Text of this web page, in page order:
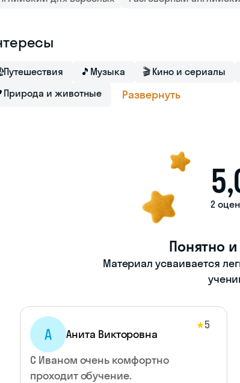
Путешествия 🎵 Музыка 🎬 Кино и сериалы
Природа и животные Развернуть
2
Понятно
Материал усваивается
А Анита Викторовна
★5
C Иваном очень комфортно
проходит обучение.